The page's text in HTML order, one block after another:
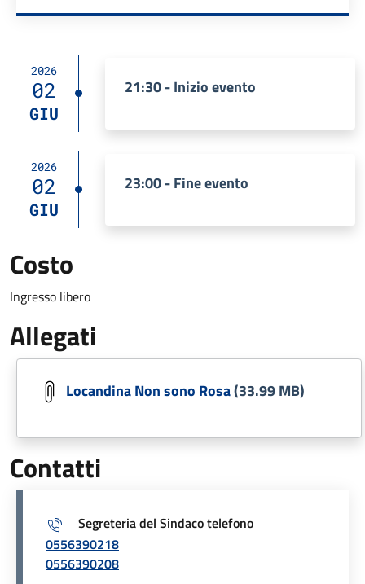
2026
02
GIU
21:30 - Inizio evento
2026
02
GIU
23:00 - Fine evento
Costo
Ingresso libero
Allegati
Document
Locandina Non sono Rosa(33.99 MB)
Contatti
Segreteria del Sindaco telefono
0556390218
0556390208